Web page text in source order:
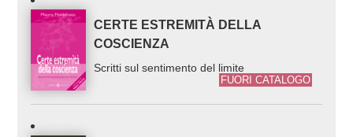
CERTE ESTREMITÀ DELLA
COSCIENZA
Scritti sul sentimento del limite
FUORI CATALOGO